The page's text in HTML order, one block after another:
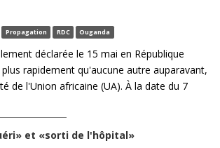
Propagation RDC Ouganda
déclarée le 15 mai en République
rapidement qu'aucune autre auparavant,
de l'Union africaine (UA). À la date du 7
et «sorti de l'hôpital»